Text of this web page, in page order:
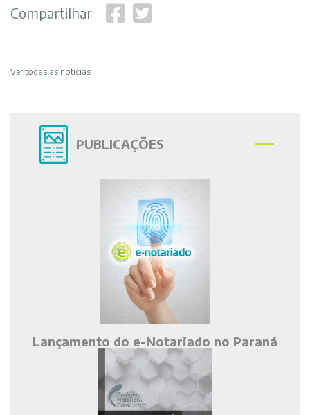
Compartilhar
Ver todas as notícias
PUBLICAÇÕES
Lançamento do e-Notariado no Paraná